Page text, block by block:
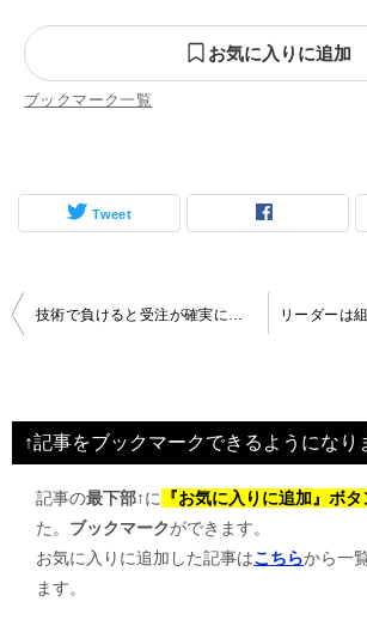
お気に入りに追加
ブックマーク一覧
Tweet
投
ビ
ゲ
↑記事をブックマークできるようになり
記事の最下部↑に 『お気に入りに追加』ボタ
た。 ブックマークができます。
お気に入りに追加した記事はこちらから一
ます。